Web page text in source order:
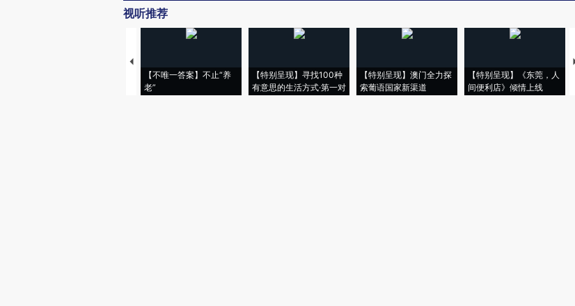
视听推荐
【不唯一答案】不止“养
老”
【特别呈现】寻找100种
有意思的生活方式·第一对
【特别呈现】澳门全力探
索葡语国家新渠道
【特别呈现】《东莞，人
间便利店》倾情上线